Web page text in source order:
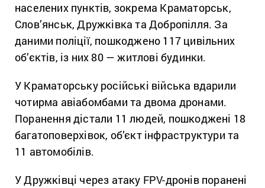
населених пунктів, зокрема Краматорськ,
Слов’янськ, Дружківка та Добропілля. За
даними поліції, пошкоджено 117 цивільних
об’єктів, із них 80 — житлові будинки.
У Краматорську російські війська вдарили
чотирма авіабомбами та двома дронами.
Поранення дістали 11 людей, пошкоджені 18
багатоповерхівок, об’єкт інфраструктури та
11 автомобілів.
У Дружківці через атаку FPV-дронів поранені